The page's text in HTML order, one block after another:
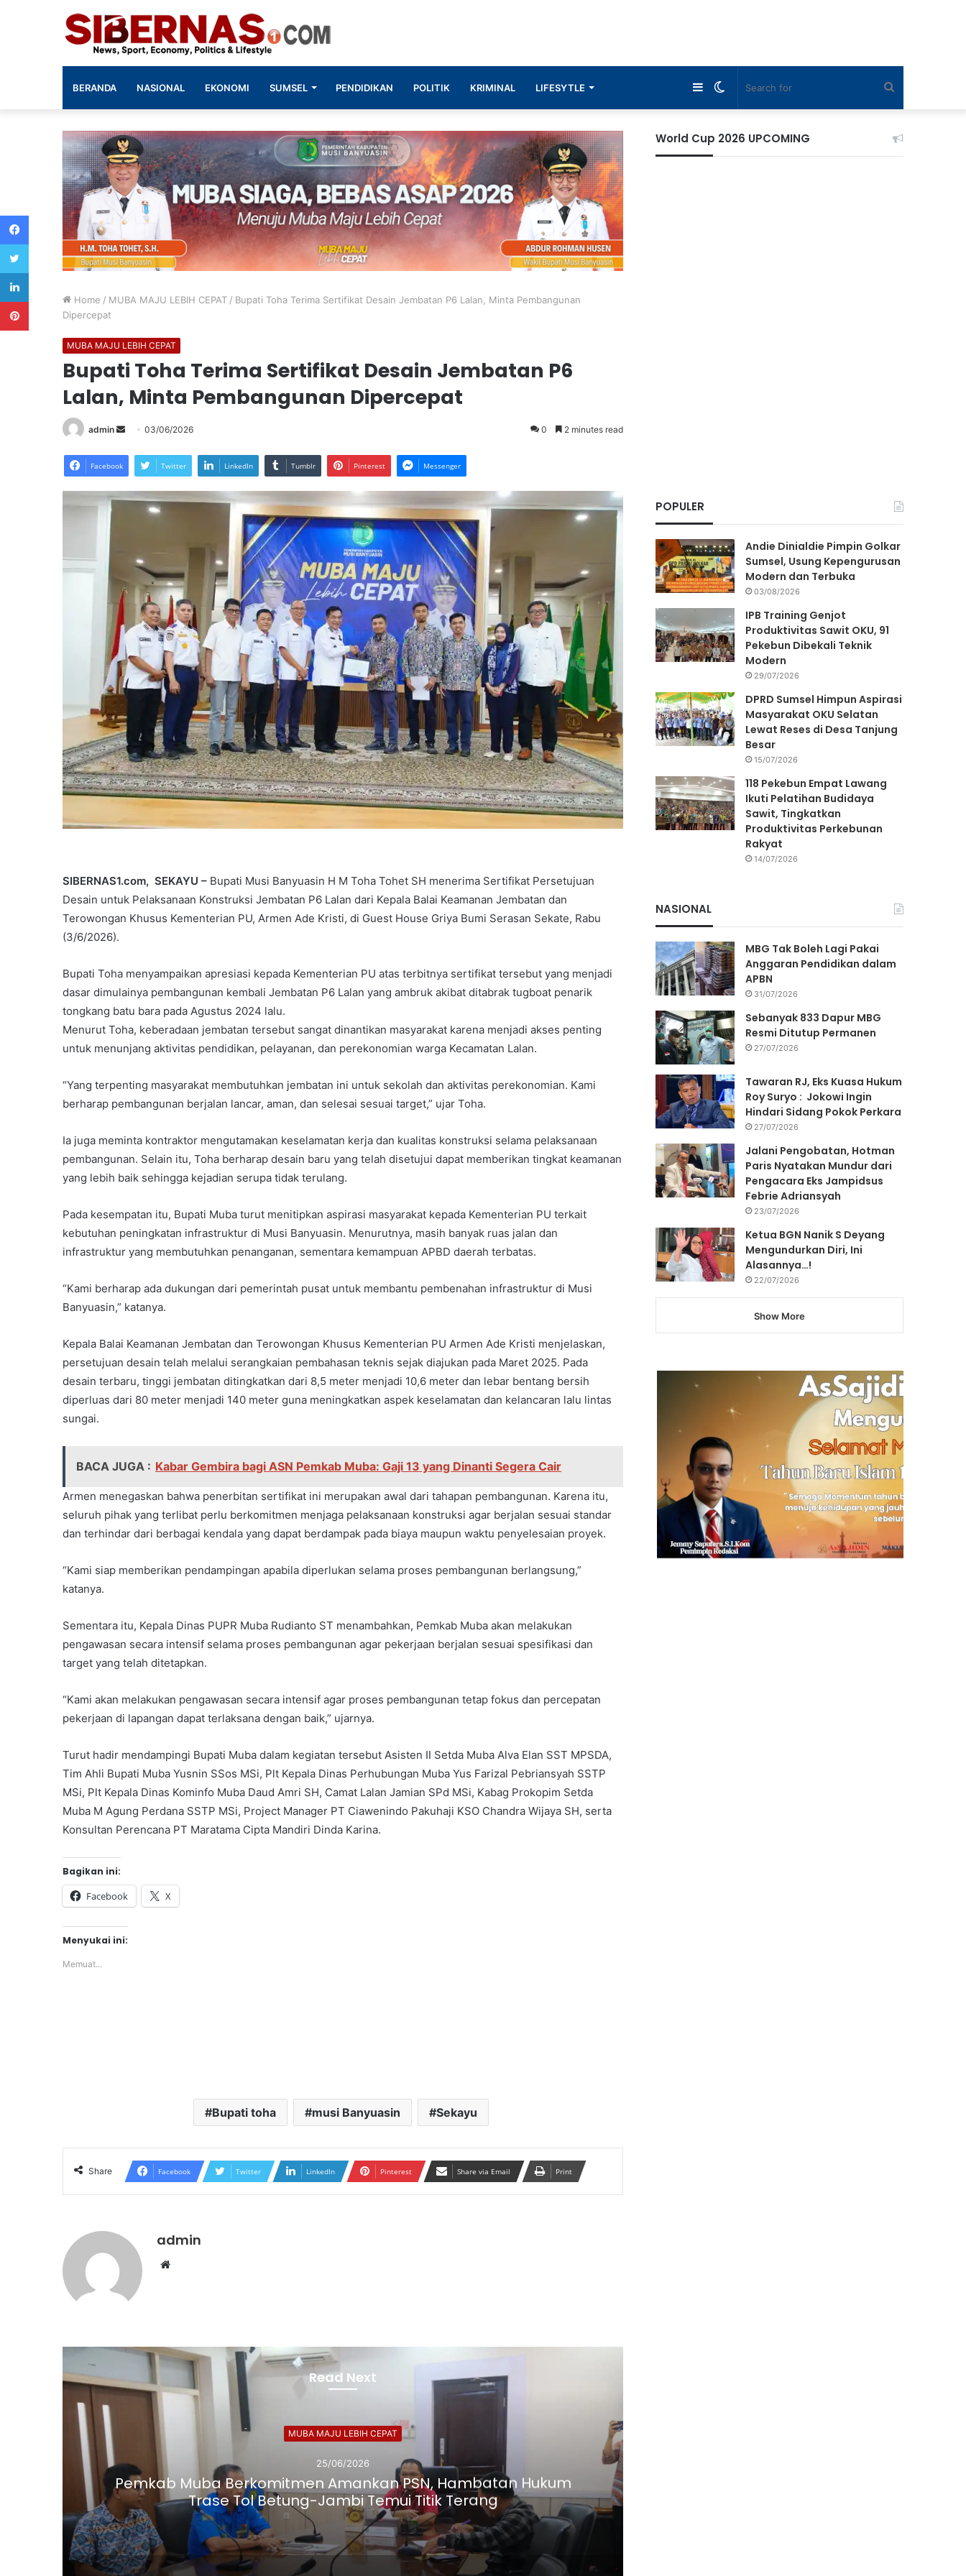
BERANDA NASIONAL EKONOMI SUMSEL PENDIDIKAN POLITIK KRIMINAL LIFESYTLE Switch
skin
Sidebar
Home / MUBA MAJU LEBIH CEPAT / Bupati Toha Terima Sertifikat Desain Jembatan P6 Lalan, Minta Pembangunan
Dipercepat
MUBA MAJU LEBIH CEPAT
Bupati Toha Terima Sertifikat Desain Jembatan P6
Lalan, Minta Pembangunan Dipercepat
admin
Send
email
03/06/2026 0 2 minutes read
Facebook Twitter LinkedIn Tumblr Pinterest Messenger
SIBERNAS1.com, SEKAYU – Bupati Musi Banyuasin H M Toha Tohet SH menerima Sertifikat Persetujuan
Desain untuk Pelaksanaan Konstruksi Jembatan P6 Lalan dari Kepala Balai Keamanan Jembatan dan
Terowongan Khusus Kementerian PU, Armen Ade Kristi, di Guest House Griya Bumi Serasan Sekate, Rabu
(3/6/2026).
Bupati Toha menyampaikan apresiasi kepada Kementerian PU atas terbitnya sertifikat tersebut yang menjadi
dasar dimulainya pembangunan kembali Jembatan P6 Lalan yang ambruk akibat ditabrak tugboat penarik
tongkang batu bara pada Agustus 2024 lalu.
Menurut Toha, keberadaan jembatan tersebut sangat dinantikan masyarakat karena menjadi akses penting
untuk menunjang aktivitas pendidikan, pelayanan, dan perekonomian warga Kecamatan Lalan.
“Yang terpenting masyarakat membutuhkan jembatan ini untuk sekolah dan aktivitas perekonomian. Kami
berharap pembangunan berjalan lancar, aman, dan selesai sesuai target,” ujar Toha.
Ia juga meminta kontraktor mengutamakan keselamatan kerja dan kualitas konstruksi selama pelaksanaan
pembangunan. Selain itu, Toha berharap desain baru yang telah disetujui dapat memberikan tingkat keamanan
yang lebih baik sehingga kejadian serupa tidak terulang.
Pada kesempatan itu, Bupati Muba turut menitipkan aspirasi masyarakat kepada Kementerian PU terkait
kebutuhan peningkatan infrastruktur di Musi Banyuasin. Menurutnya, masih banyak ruas jalan dan
infrastruktur yang membutuhkan penanganan, sementara kemampuan APBD daerah terbatas.
“Kami berharap ada dukungan dari pemerintah pusat untuk membantu pembenahan infrastruktur di Musi
Banyuasin,” katanya.
Kepala Balai Keamanan Jembatan dan Terowongan Khusus Kementerian PU Armen Ade Kristi menjelaskan,
persetujuan desain telah melalui serangkaian pembahasan teknis sejak diajukan pada Maret 2025. Pada
desain terbaru, tinggi jembatan ditingkatkan dari 8,5 meter menjadi 10,6 meter dan lebar bentang bersih
diperluas dari 80 meter menjadi 140 meter guna meningkatkan aspek keselamatan dan kelancaran lalu lintas
sungai.
BACA JUGA : Kabar Gembira bagi ASN Pemkab Muba: Gaji 13 yang Dinanti Segera Cair
Armen menegaskan bahwa penerbitan sertifikat ini merupakan awal dari tahapan pembangunan. Karena itu,
seluruh pihak yang terlibat perlu berkomitmen menjaga pelaksanaan konstruksi agar berjalan sesuai standar
dan terhindar dari berbagai kendala yang dapat berdampak pada biaya maupun waktu penyelesaian proyek.
“Kami siap memberikan pendampingan apabila diperlukan selama proses pembangunan berlangsung,”
katanya.
Sementara itu, Kepala Dinas PUPR Muba Rudianto ST menambahkan, Pemkab Muba akan melakukan
pengawasan secara intensif selama proses pembangunan agar pekerjaan berjalan sesuai spesifikasi dan
target yang telah ditetapkan.
“Kami akan melakukan pengawasan secara intensif agar proses pembangunan tetap fokus dan percepatan
pekerjaan di lapangan dapat terlaksana dengan baik,” ujarnya.
Turut hadir mendampingi Bupati Muba dalam kegiatan tersebut Asisten II Setda Muba Alva Elan SST MPSDA,
Tim Ahli Bupati Muba Yusnin SSos MSi, Plt Kepala Dinas Perhubungan Muba Yus Farizal Pebriansyah SSTP
MSi, Plt Kepala Dinas Kominfo Muba Daud Amri SH, Camat Lalan Jamian SPd MSi, Kabag Prokopim Setda
Muba M Agung Perdana SSTP MSi, Project Manager PT Ciawenindo Pakuhaji KSO Chandra Wijaya SH, serta
Konsultan Perencana PT Maratama Cipta Mandiri Dinda Karina.
Bagikan ini:
Facebook X
Menyukai ini:
Memuat...
Bupati toha musi Banyuasin Sekayu
Share Facebook Twitter LinkedIn Pinterest Share via Email Print
admin
Website
Read Next
MUBA MAJU LEBIH CEPAT
25/06/2026
Pemkab Muba Berkomitmen Amankan PSN, Hambatan Hukum
Trase Tol Betung-Jambi Temui Titik Terang
World Cup 2026 UPCOMING
POPULER
Andie Dinialdie Pimpin Golkar
Sumsel, Usung Kepengurusan
Modern dan Terbuka
03/08/2026
IPB Training Genjot
Produktivitas Sawit OKU, 91
Pekebun Dibekali Teknik
Modern
29/07/2026
DPRD Sumsel Himpun Aspirasi
Masyarakat OKU Selatan
Lewat Reses di Desa Tanjung
Besar
15/07/2026
118 Pekebun Empat Lawang
Ikuti Pelatihan Budidaya
Sawit, Tingkatkan
Produktivitas Perkebunan
Rakyat
14/07/2026
NASIONAL
MBG Tak Boleh Lagi Pakai
Anggaran Pendidikan dalam
APBN
31/07/2026
Sebanyak 833 Dapur MBG
Resmi Ditutup Permanen
27/07/2026
Tawaran RJ, Eks Kuasa Hukum
Roy Suryo : Jokowi Ingin
Hindari Sidang Pokok Perkara
27/07/2026
Jalani Pengobatan, Hotman
Paris Nyatakan Mundur dari
Pengacara Eks Jampidsus
Febrie Adriansyah
23/07/2026
Ketua BGN Nanik S Deyang
Mengundurkan Diri, Ini
Alasannya…!
22/07/2026
Show More
Facebook
Twitter
LinkedIn
Pinterest